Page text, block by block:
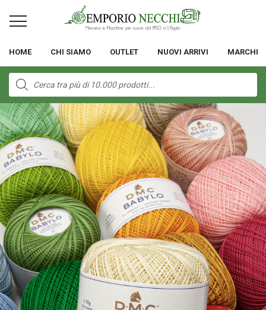
HOME CHI SIAMO OUTLET NUOVI ARRIVI MARCHI
Products
search